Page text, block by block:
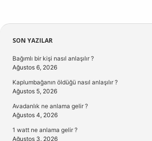
Sidebar
SON YAZILAR
Bağımlı bir kişi nasıl anlaşılır ?
Ağustos 6, 2026
Kaplumbağanın öldüğü nasıl anlaşılır ?
Ağustos 5, 2026
Avadanlık ne anlama gelir ?
Ağustos 4, 2026
1 watt ne anlama gelir ?
Ağustos 3, 2026